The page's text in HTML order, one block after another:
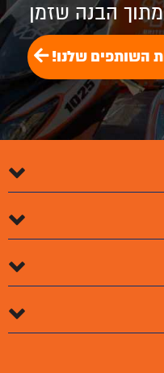
מתוך הבנה שזמן
השותפים שלנו!